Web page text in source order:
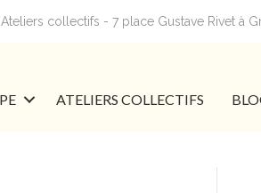
collectifs - 7 place Gustave Rivet à
ATELIERS COLLECTIFS